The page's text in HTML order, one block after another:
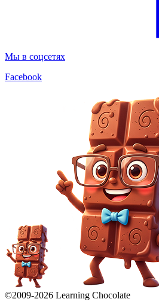
Мы в соцсетях
Facebook
©2009-2026 Learning Chocolate